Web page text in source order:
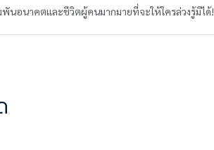
พันอนาคตและชีวิตผู้คนมากมายที่จะให้ใครล่วงรู้มิได้!